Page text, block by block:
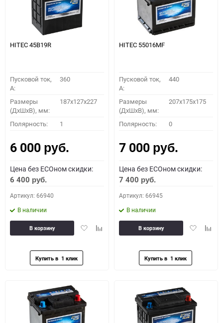
HITEC 45B19R
Пусковой ток,
A:
360
Размеры
(ДхШхВ), мм:
187x127x227
Полярность: 1
6 000 руб.
Цена без ECOном скидки:
6 400 руб.
Артикул: 66940
В наличии
ДобавитьДобавить
В корзину
HITEC 55016MF
Пусковой ток,
A:
440
Размеры
(ДхШхВ), мм:
207x175x175
Полярность: 0
7 000 руб.
Цена без ECOном скидки:
7 400 руб.
Артикул: 66945
В наличии
Добавить
В корзину